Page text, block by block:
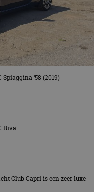
‘58 (2019)
Riva
Club Capri is een zeer luxe